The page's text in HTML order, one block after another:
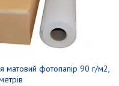
матовий фотопапір 90 г/м2,